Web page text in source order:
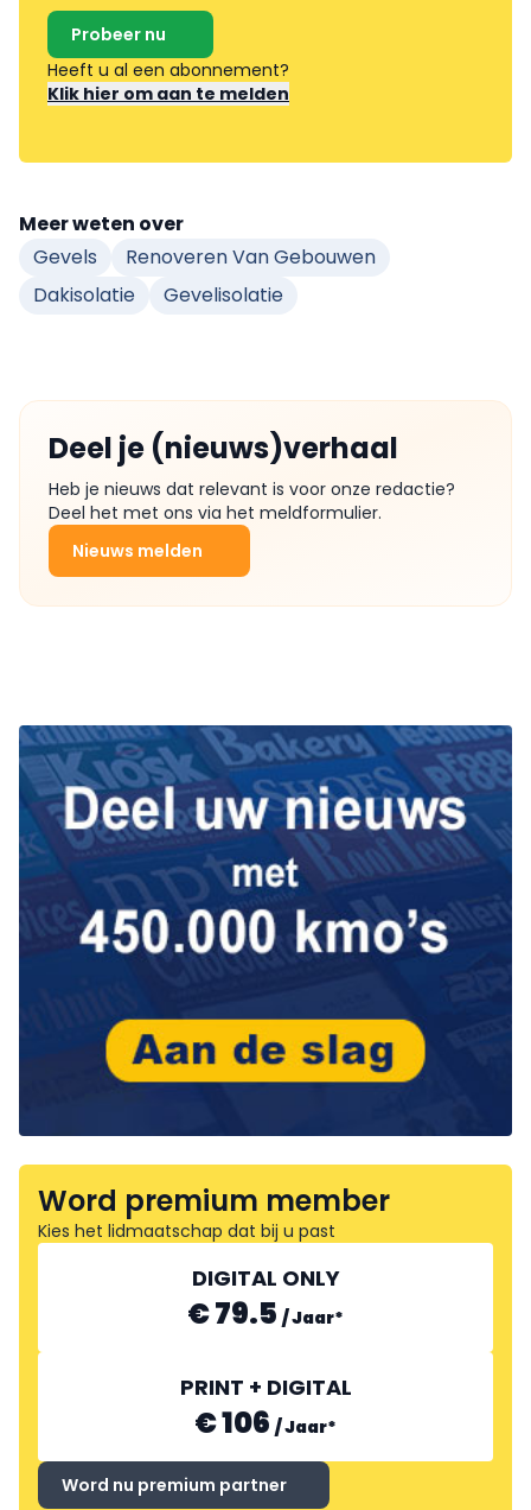
Probeer nu
Heeft u al een abonnement?
Klik hier om aan te melden
Meer weten over
Gevels
Renoveren Van Gebouwen
Dakisolatie
Gevelisolatie
Deel je (nieuws)verhaal
Heb je nieuws dat relevant is voor onze redactie?
Deel het met ons via het meldformulier.
Nieuws melden
Word premium member
Kies het lidmaatschap dat bij u past
DIGITAL ONLY
€ 79.5 /Jaar*
PRINT + DIGITAL
€ 106 /Jaar*
Word nu premium partner